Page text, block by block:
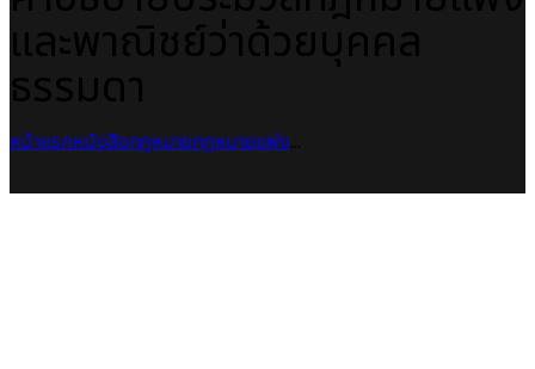
หน้าแรกหนังสือกฎหมายกฎหมายแพ่ง